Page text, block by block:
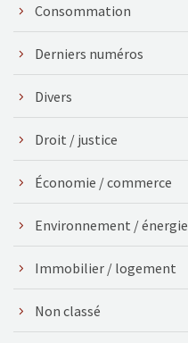
Consommation
Derniers numéros
Divers
Droit / justice
Économie / commerce
Environnement / énergie
Immobilier / logement
Non classé